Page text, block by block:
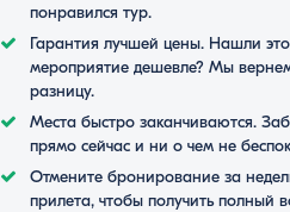
понравился тур.
Гарантия лучшей цены. Нашли это
мероприятие дешевле? Мы
разницу.
Места быстро заканчиваются.
прямо сейчас и ни о чем не
Отмените бронирование за
прилета, чтобы получить полный